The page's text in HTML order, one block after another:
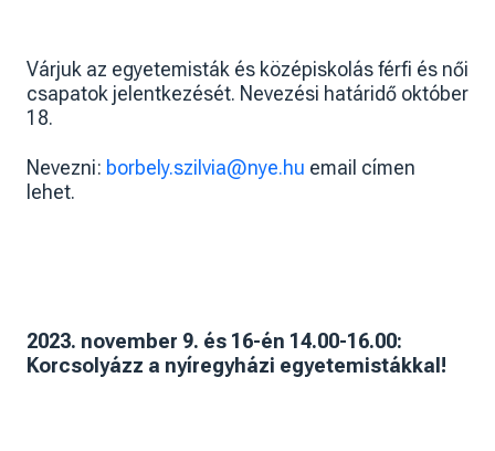
Várjuk az egyetemisták és középiskolás férfi és női
csapatok jelentkezését. Nevezési határidő október
18.
Nevezni: borbely.szilvia@nye.hu email címen
lehet.
2023. november 9. és 16-én 14.00-16.00:
Korcsolyázz a nyíregyházi egyetemistákkal!